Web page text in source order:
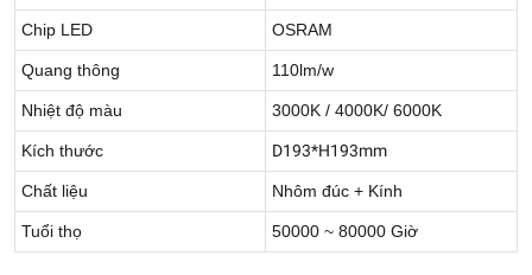
Chip LED OSRAM
Quang thông 110lm/w
Nhiệt độ màu 3000K / 4000K/ 6000K
Kích thước D193*H193mm
Chất liệu Nhôm đúc + Kính
Tuổi thọ 50000 ~ 80000 Giờ